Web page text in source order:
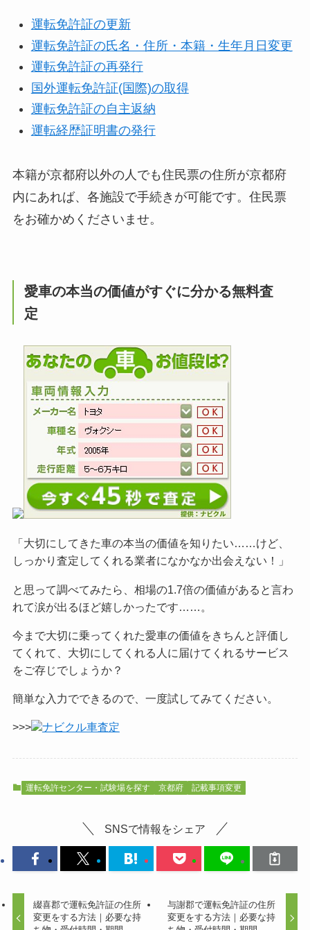
運転免許証の更新
運転免許証の氏名・住所・本籍・生年月日変更
運転免許証の再発行
国外運転免許証(国際)の取得
運転免許証の自主返納
運転経歴証明書の発行
本籍が京都府以外の人でも住民票の住所が京都府
内にあれば、各施設で手続きが可能です。住民票
をお確かめくださいませ。
愛車の本当の価値がすぐに分かる無料査
定
「大切にしてきた車の本当の価値を知りたい……けど、
しっかり査定してくれる業者になかなか出会えない！」
と思って調べてみたら、相場の1.7倍の価値があると言わ
れて涙が出るほど嬉しかったです……。
今まで大切に乗ってくれた愛車の価値をきちんと評価し
てくれて、大切にしてくれる人に届けてくれるサービス
をご存じでしょうか？
簡単な入力でできるので、一度試してみてください。
>>> ナビクル車査定
運転免許センター・試験場を探す 京都府 記載事項変更
SNSで情報をシェア
綴喜郡で運転免許証の住所
変更をする方法｜必要な持
与謝郡で運転免許証の住所
変更をする方法｜必要な持